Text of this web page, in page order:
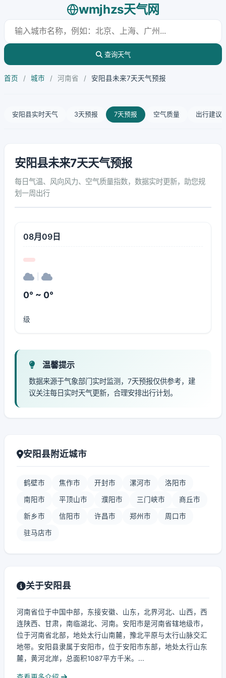
wmjhzs天气网
查询天气
首页 / 城市 / 河南省 / 安阳县未来7天天气预报
安阳县实时天气 3天预报 7天预报 空气质量 出行建议
安阳县未来7天天气预报
每日气温、风向风力、空气质量指数，数据实时更新，助您规
划一周出行
08月09日
0° ~ 0°
级
温馨提示
数据来源于气象部门实时监测，7天预报仅供参考，建
议关注每日实时天气更新，合理安排出行计划。
安阳县附近城市
鹤壁市 焦作市 开封市 漯河市 洛阳市
南阳市 平顶山市 濮阳市 三门峡市 商丘市
新乡市 信阳市 许昌市 郑州市 周口市
驻马店市
关于安阳县
河南省位于中国中部，东接安徽、山东，北界河北、山西，西
连陕西、甘肃，南临湖北、河南。安阳市是河南省辖地级市，
位于河南省北部，地处太行山南麓，豫北平原与太行山脉交汇
地带。安阳县隶属于安阳市，位于安阳市东部，地处太行山东
麓，黄河北岸，总面积1087平方千米。...